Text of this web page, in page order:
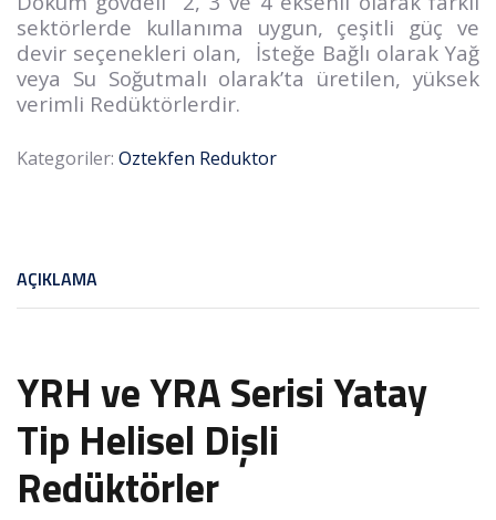
sektörlerde kullanıma uygun, çeşitli güç ve
devir seçenekleri olan, İsteğe Bağlı olarak Yağ
veya Su Soğutmalı olarak’ta üretilen, yüksek
verimli Redüktörlerdir.
Kategoriler: Oztekfen Reduktor
AÇIKLAMA
YRH ve YRA Serisi Yatay
Tip Helisel Dişli
Redüktörler